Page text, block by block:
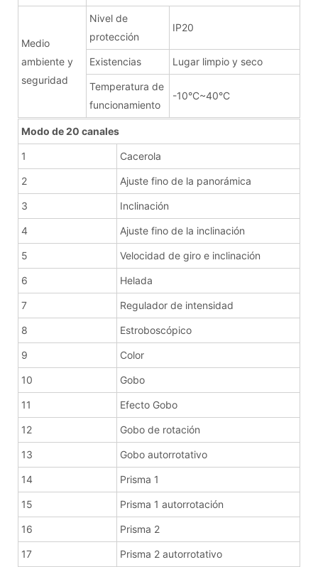
Medio
ambiente y
seguridad
Nivel de
protección
IP20
Existencias Lugar limpio y seco
Temperatura de
funcionamiento
-10°C~40°C
Modo de 20 canales
1 Cacerola
2 Ajuste fino de la panorámica
3 Inclinación
4 Ajuste fino de la inclinación
5 Velocidad de giro e inclinación
6 Helada
7 Regulador de intensidad
8 Estroboscópico
9 Color
10 Gobo
11 Efecto Gobo
12 Gobo de rotación
13 Gobo autorrotativo
14 Prisma 1
15 Prisma 1 autorrotación
16 Prisma 2
17 Prisma 2 autorrotativo